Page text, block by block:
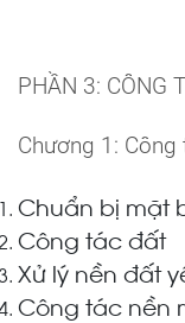
PHẦN 3: CÔNG
Chương 1: Công
Chuẩn bị mặt
Công tác đất
Xử lý nền đất
Công tác nền